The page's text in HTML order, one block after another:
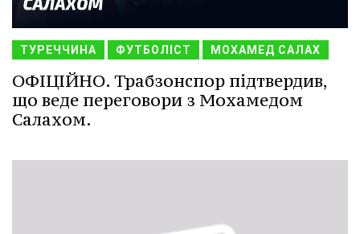
ТУРЕЧЧИНА ФУТБОЛІСТ МОХАМЕД САЛАХ
ОФІЦІЙНО. Трабзонспор підтвердив,
що веде переговори з Мохамедом
Салахом.